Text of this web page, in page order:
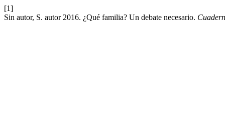
[1]
Sin autor, S. autor 2016. ¿Qué familia? Un debate necesario.